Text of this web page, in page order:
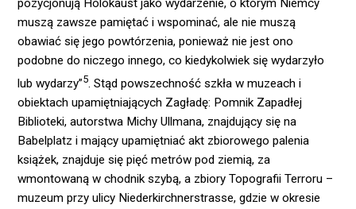
pozycjonują Holokaust jako wydarzenie, o którym Niemcy
muszą zawsze pamiętać i wspominać, ale nie muszą
obawiać się jego powtórzenia, ponieważ nie jest ono
podobne do niczego innego, co kiedykolwiek się wydarzyło
lub wydarzy”5. Stąd powszechność szkła w muzeach i
obiektach upamiętniających Zagładę: Pomnik Zapadłej
Biblioteki, autorstwa Michy Ullmana, znajdujący się na
Babelplatz i mający upamiętniać akt zbiorowego palenia
książek, znajduje się pięć metrów pod ziemią, za
wmontowaną w chodnik szybą, a zbiory Topografii Terroru –
muzeum przy ulicy Niederkirchnerstrasse, gdzie w okresie